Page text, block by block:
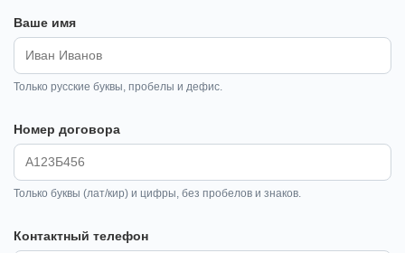
Ваше имя
Только русские буквы, пробелы и дефис.
Номер договора
Только буквы (лат/кир) и цифры, без пробелов и знаков.
Контактный телефон